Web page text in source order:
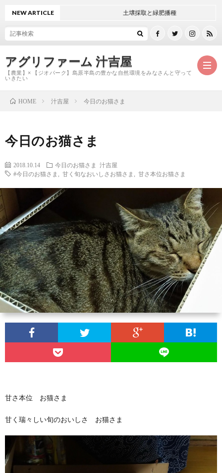
アグリファーム 汁吉屋
【農業】× 【ジオパーク】島原半島の豊かな自然環境をみなさんと守って
いきたい
い
合
NEW ARTICLE 土壌採取と緑肥播種
HOME 汁吉屋 今日のお猫さま
今日のお猫さま
2018.10.14 今日のお猫さま
汁吉屋
#今日のお猫さま
甘く旬なおいしさお猫さま 甘さ本位お猫さま
甘さ本位 お猫さま
甘く瑞々しい旬のおいしさ お猫さま